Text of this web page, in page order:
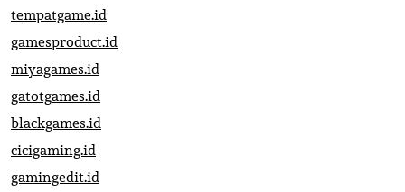
tempatgame.id
gamesproduct.id
miyagames.id
gatotgames.id
blackgames.id
cicigaming.id
gamingedit.id